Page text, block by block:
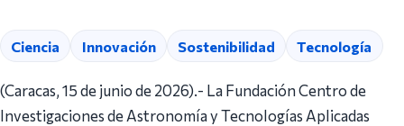
Ciencia Innovación Sostenibilidad Tecnología
(Caracas, 15 de junio de 2026).- La Fundación Centro de
Investigaciones de Astronomía y Tecnologías Aplicadas